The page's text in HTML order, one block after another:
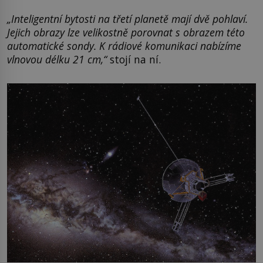
„Inteligentní bytosti na třetí planetě mají dvě pohlaví.
Jejich obrazy lze velikostně porovnat s obrazem této
automatické sondy. K rádiové komunikaci nabízíme
vlnovou délku 21 cm,“stojí na ní.